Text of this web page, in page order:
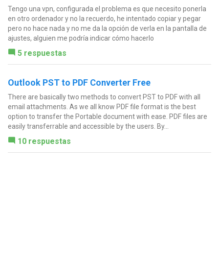
Tengo una vpn, configurada el problema es que necesito ponerla
en otro ordenador y no la recuerdo, he intentado copiar y pegar
pero no hace nada y no me da la opción de verla en la pantalla de
ajustes, alguien me podría indicar cómo hacerlo
5 respuestas
Outlook PST to PDF Converter Free
There are basically two methods to convert PST to PDF with all
email attachments. As we all know PDF file format is the best
option to transfer the Portable document with ease. PDF files are
easily transferrable and accessible by the users. By...
10 respuestas